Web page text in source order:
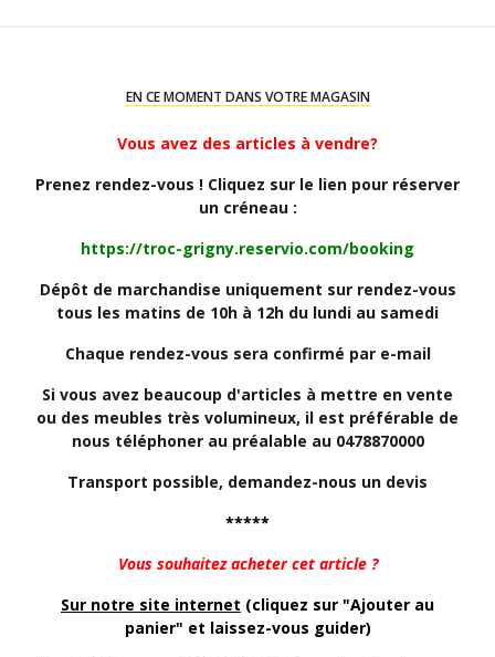
EN CE MOMENT DANS VOTRE MAGASIN
Vous avez des articles à vendre?
Prenez rendez-vous ! Cliquez sur le lien pour réserver
un créneau :
https://troc-grigny.reservio.com/booking
Dépôt de marchandise uniquement sur rendez-vous
tous les matins de 10h à 12h du lundi au samedi
Chaque rendez-vous sera confirmé par e-mail
Si vous avez beaucoup d'articles à mettre en vente
ou des meubles très volumineux, il est préférable de
nous téléphoner au préalable au 0478870000
Transport possible, demandez-nous un devis
*****
Vous souhaitez acheter cet article ?
Sur notre site internet (cliquez sur "Ajouter au
panier" et laissez-vous guider)